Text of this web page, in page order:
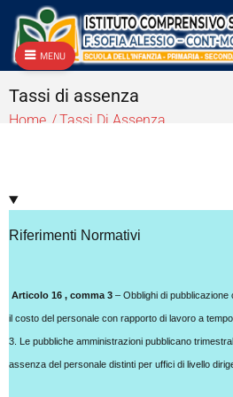
Archivio
Archivio
Archivio Albo OnLine e
Archivio Bandi e Gare
Archivio Circolari A.T.A.
Archivio P.T.O.F.
Archivio vecchie Graduatorie
Archivio vecchio PON
Articolazione degli uffici
Attestazioni OIV o di struttura
Atti generali
Bandi di gara e contratti
Tassi di assenza
Home Tassi Di Assenza
Riferimenti Normativi
Articolo 16 , comma 3 – Obblighi di
il costo del personale con rapporto di lavoro a
3. Le pubbliche amministrazioni pubblicano
assenza del personale distinti per uffici di livello
MENU